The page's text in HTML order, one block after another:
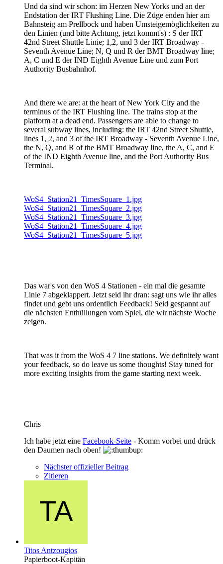
Und da sind wir schon: im Herzen New Yorks und an der
Endstation der IRT Flushing Line. Die Züge enden hier am
Bahnsteig am Prellbock und haben Umsteigemöglichkeiten zu
den Linien (und bitte Achtung, jetzt kommt's) : S der IRT
42nd Street Shuttle Linie; 1,2, und 3 der IRT Broadway -
Seventh Avenue Line; N, Q und R der BMT Broadway line;
A, C und E der IND Eighth Avenue Line und zum Port
Authority Busbahnhof.
And there we are: at the heart of New York City and the
terminus of the IRT Flushing line. The trains stop at the
platform at a dead end. Passengers are able to change to
several subway lines, including: the IRT 42nd Street Shuttle,
lines 1, 2, and 3 of the IRT Broadway - Seventh Avenue Line,
the N, Q, and R of the BMT Broadway line, the A, C, and E
of the IND Eighth Avenue line, and the Port Authority Bus
Terminal.
WoS4_Station21_TimesSquare_1.jpg
WoS4_Station21_TimesSquare_2.jpg
WoS4_Station21_TimesSquare_3.jpg
WoS4_Station21_TimesSquare_4.jpg
WoS4_Station21_TimesSquare_5.jpg
Das war's von den WoS 4 Stationen - ein mal die gesamte
Linie 7 abgeklappert. Jetzt seid ihr dran: sagt uns wie ihr alles
findet und gebt uns ordentlich Feedback! Seid gespannt auf
die nächsten Enthüllungen vom Spiel, die wir nächste Woche
zeigen.
That was it from the WoS 4 7 line stations. We definitely want
your feedback, so do leave us some thoughts! Stay tuned for
more exciting insights from the game starting next week.
Chris
Ich habe jetzt eine Facebook-Seite - Komm vorbei und drück
den Daumen nach oben!
Nächster offizieller Beitrag
Zitieren
Titos Antzougios
Papierboot-Kapitän